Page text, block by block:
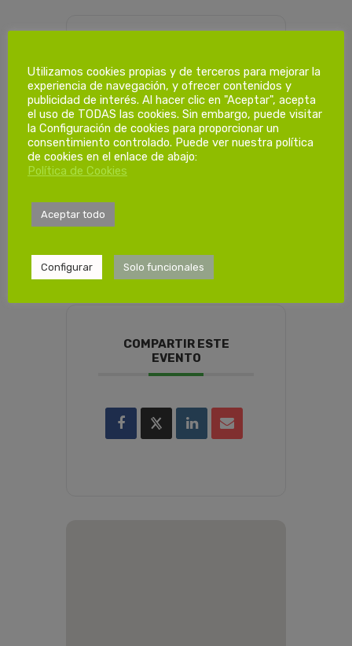
Dias de
formación.
COMPARTIR ESTE
EVENTO
Utilizamos cookies propias y de terceros para mejorar la
experiencia de navegación, y ofrecer contenidos y
publicidad de interés. Al hacer clic en "Aceptar", acepta
el uso de TODAS las cookies. Sin embargo, puede visitar
la Configuración de cookies para proporcionar un
consentimiento controlado. Puede ver nuestra política
de cookies en el enlace de abajo:
Política de Cookies
Aceptar todo
Configurar Solo funcionales